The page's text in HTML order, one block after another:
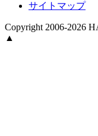
サイトマップ
Copyright 2006-2026
▲